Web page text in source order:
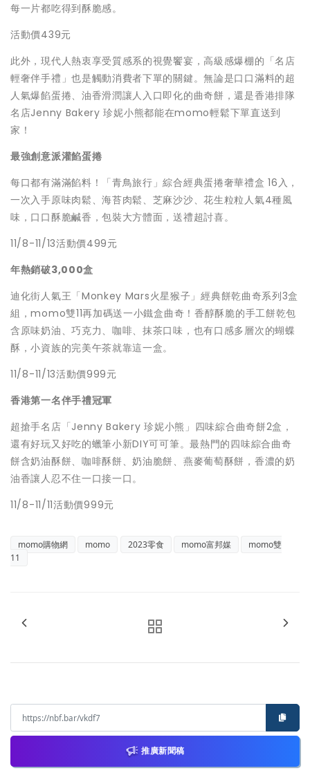
每一片都吃得到酥脆感。
活動價439元
此外，現代人熱衷享受質感系的視覺饗宴，高級感爆棚的「名店
輕奢伴手禮」也是觸動消費者下單的關鍵。無論是口口滿料的超
人氣爆餡蛋捲、油香滑潤讓人入口即化的曲奇餅，還是香港排隊
名店Jenny Bakery 珍妮小熊都能在momo輕鬆下單直送到
家！
最強創意派灌餡蛋捲
每口都有滿滿餡料！「青鳥旅行」綜合經典蛋捲奢華禮盒 16入，
一次入手原味肉鬆、海苔肉鬆、芝麻沙沙、花生粒粒人氣4種風
味，口口酥脆鹹香，包裝大方體面，送禮超討喜。
11/8-11/13活動價499元
年熱銷破3,000盒
迪化街人氣王「Monkey Mars火星猴子」經典餅乾曲奇系列3盒
組，momo雙11再加碼送一小鐵盒曲奇！香醇酥脆的手工餅乾包
含原味奶油、巧克力、咖啡、抹茶口味，也有口感多層次的蝴蝶
酥，小資族的完美午茶就靠這一盒。
11/8-11/13活動價999元
香港第一名伴手禮冠軍
超搶手名店「Jenny Bakery 珍妮小熊」四味綜合曲奇餅2盒，
還有好玩又好吃的蠟筆小新DIY可可筆。最熱門的四味綜合曲奇
餅含奶油酥餅、咖啡酥餅、奶油脆餅、燕麥葡萄酥餅，香濃的奶
油香讓人忍不住一口接一口。
11/8-11/11活動價999元
momo購物網 momo 2023零食 momo富邦媒
momo雙
11
推廣新聞稿